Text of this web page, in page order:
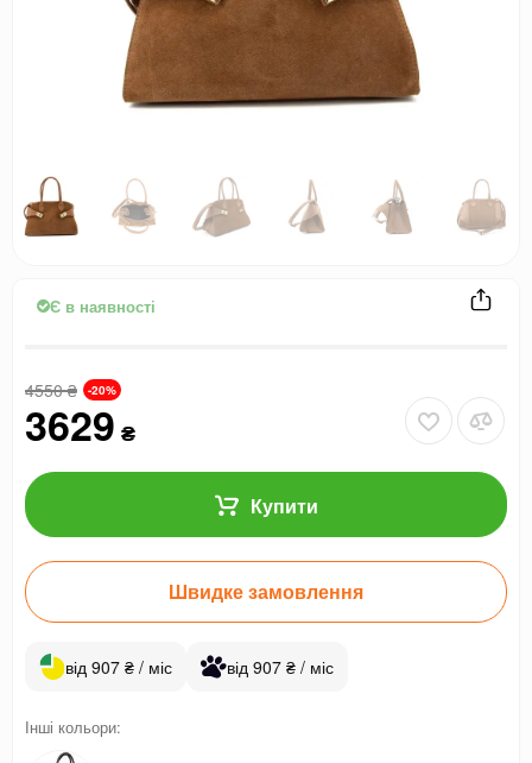
Є в наявності
4550₴ -20%
3629 ₴
Купити
Швидке замовлення
від 907 ₴ / міс від 907 ₴ / міс
Інші кольори: